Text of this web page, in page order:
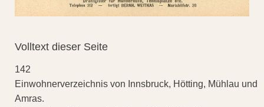
Volltext dieser Seite
142
Einwohnerverzeichnis von Innsbruck, Hötting, Mühlau und
Amras.